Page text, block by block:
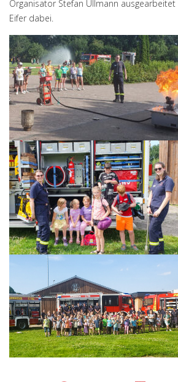
Organisator Stefan Ullmann
Eifer dabei.